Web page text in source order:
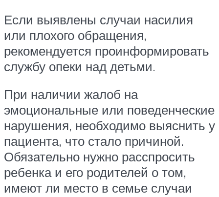
Если выявлены случаи насилия
или плохого обращения,
рекомендуется проинформировать
службу опеки над детьми.
При наличии жалоб на
эмоциональные или поведенческие
нарушения, необходимо выяснить у
пациента, что стало причиной.
Обязательно нужно расспросить
ребенка и его родителей о том,
имеют ли место в семье случаи